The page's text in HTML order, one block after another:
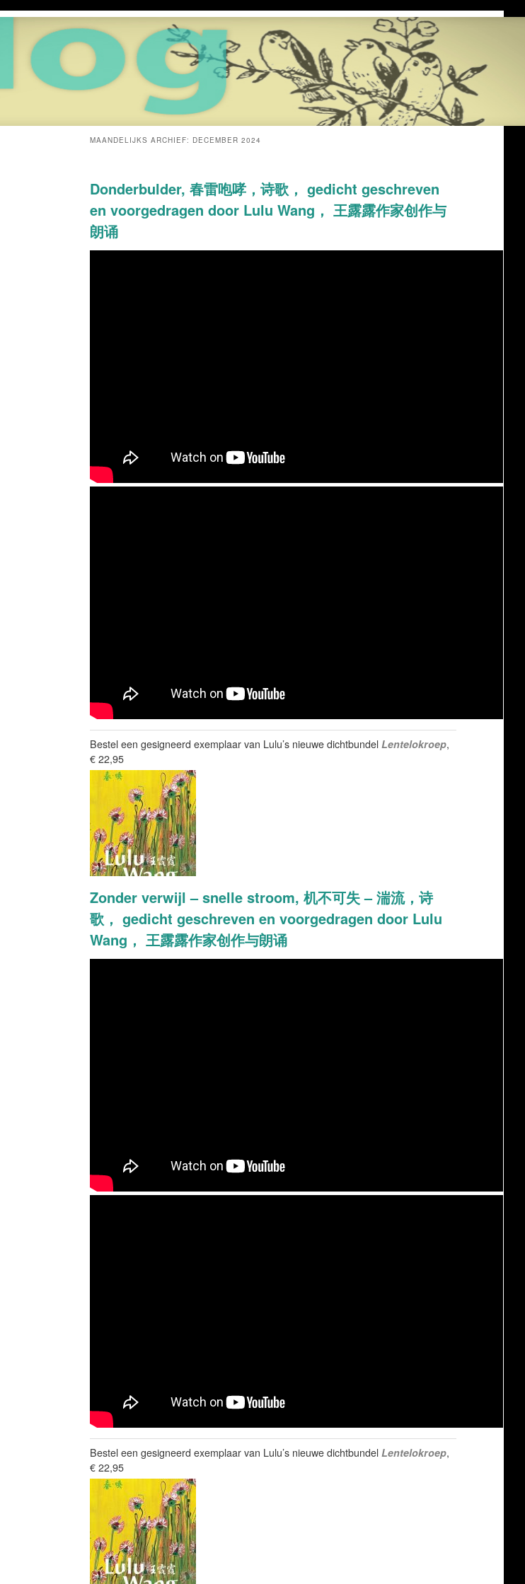
MAANDELIJKS ARCHIEF: DECEMBER 2024
Donderbulder, 春雷咆哮，诗歌， gedicht geschreven
en voorgedragen door Lulu Wang， 王露露作家创作与
朗诵
Bestel een gesigneerd exemplaar van Lulu’s nieuwe dichtbundel Lentelokroep,
€ 22,95
Zonder verwijl – snelle stroom, 机不可失 – 湍流，诗
歌， gedicht geschreven en voorgedragen door Lulu
Wang， 王露露作家创作与朗诵
Bestel een gesigneerd exemplaar van Lulu’s nieuwe dichtbundel Lentelokroep,
€ 22,95